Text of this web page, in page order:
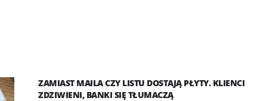
ZAMIAST MAILA CZY LISTU DOSTAJĄ PŁYTY. KLIENCI
ZDZIWIENI, BANKI SIĘ TŁUMACZĄ